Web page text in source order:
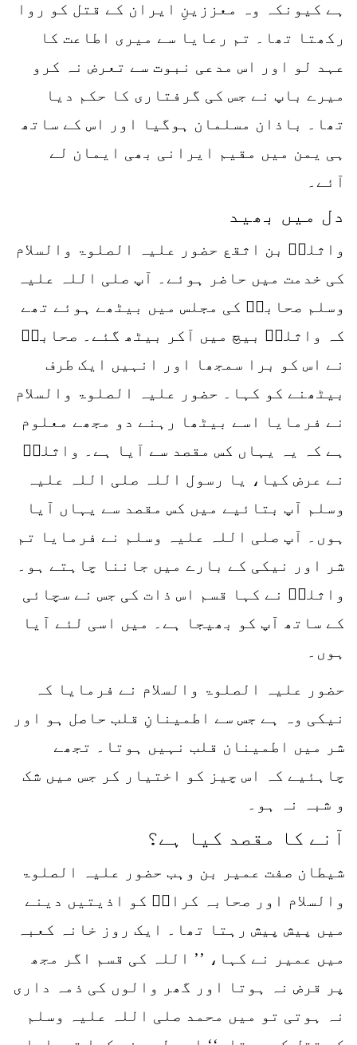
ہے کیونکہ وہ معززینِ ایران کے قتل کو روا
رکھتا تھا۔ تم رعایا سے میری اطاعت کا
عہد لو اور اس مدعی نبوت سے تعرض نہ کرو
میرے باپ نے جس کی گرفتاری کا حکم دیا
تھا۔ باذان مسلمان ہوگیا اور اس کے ساتھ
ہی یمن میں مقیم ایرانی بھی ایمان لے
آئے۔
دل میں بھید
واثلہؓ بن اثقع حضور علیہ الصلوۃ والسلام
کی خدمت میں حاضر ہوئے۔ آپ صلی اللہ علیہ
وسلم صحابہؓ کی مجلس میں بیٹھے ہوئے تھے
کہ واثلہؓ بیچ میں آکر بیٹھ گئے۔ صحابہؓ
نے اس کو برا سمجھا اور انہیں ایک طرف
بیٹھنے کو کہا۔ حضور علیہ الصلوۃ والسلام
نے فرمایا اسے بیٹھا رہنے دو مجھے معلوم
ہے کہ یہ یہاں کس مقصد سے آیا ہے۔ واثلہؓ
نے عرض کیا، یا رسول اللہ صلی اللہ علیہ
وسلم آپ بتائیے میں کس مقصد سے یہاں آیا
ہوں۔ آپ صلی اللہ علیہ وسلم نے فرمایا تم
شر اور نیکی کے بارے میں جاننا چاہتے ہو۔
واثلہؓ نے کہا قسم اس ذات کی جس نے سچائی
کے ساتھ آپ کو بھیجا ہے۔ میں اسی لئے آیا
ہوں۔
حضور علیہ الصلوۃ والسلام نے فرمایا کہ
نیکی وہ ہے جس سے اطمینانِ قلب حاصل ہو اور
شر میں اطمینان قلب نہیں ہوتا۔ تجھے
چاہئیے کہ اس چیز کو اختیار کر جس میں شک
و شبہ نہ ہو۔
آنے کا مقصد کیا ہے؟
شیطان صفت عمیر بن وہب حضور علیہ الصلوۃ
والسلام اور صحابہ کرامؓ کو اذیتیں دینے
میں پیش پیش رہتا تھا۔ ایک روز خانہ کعبہ
میں عمیر نے کہا، ’’ اللہ کی قسم اگر مجھ
پر قرض نہ ہوتا اور گھر والوں کی ذمہ داری
نہ ہوتی تو میں محمد صلی اللہ علیہ وسلم